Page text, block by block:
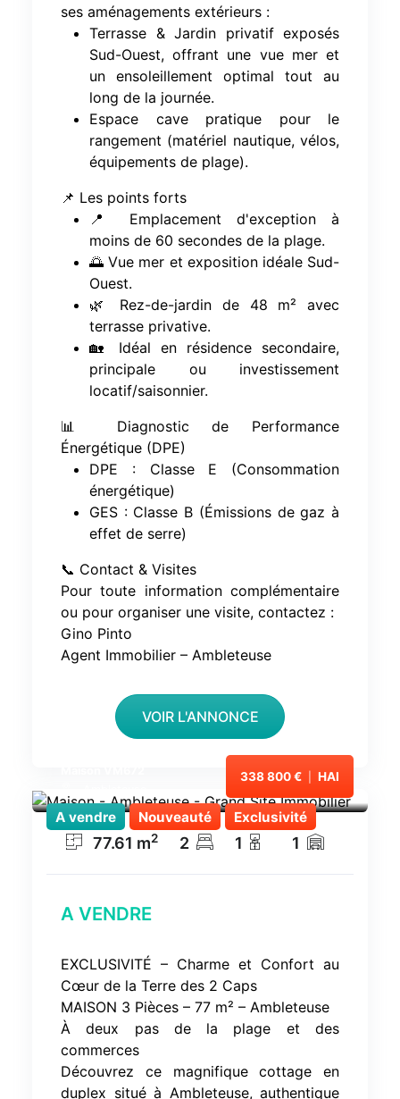
ses aménagements extérieurs :
Terrasse & Jardin privatif exposés
Sud-Ouest, offrant une vue mer et
un ensoleillement optimal tout au
long de la journée.
Espace cave pratique pour le
rangement (matériel nautique, vélos,
équipements de plage).
📌 Les points forts
📍 Emplacement d'exception à
moins de 60 secondes de la plage.
🌅 Vue mer et exposition idéale Sud-
Ouest.
🌿 Rez-de-jardin de 48 m² avec
terrasse privative.
🏡 Idéal en résidence secondaire,
principale ou investissement
locatif/saisonnier.
📊 Diagnostic de Performance
Énergétique (DPE)
DPE : Classe E (Consommation
énergétique)
GES : Classe B (Émissions de gaz à
effet de serre)
📞 Contact & Visites
Pour toute information complémentaire
ou pour organiser une visite, contactez :
Gino Pinto
Agent Immobilier – Ambleteuse
VOIR L'ANNONCE
A vendre Nouveauté Exclusivité
338 800 € HAI
77.61 m2 2 1 1
A VENDRE
EXCLUSIVITÉ – Charme et Confort au
Cœur de la Terre des 2 Caps
MAISON 3 Pièces – 77 m² – Ambleteuse
À deux pas de la plage et des
commerces
Découvrez ce magnifique cottage en
duplex situé à Ambleteuse, authentique